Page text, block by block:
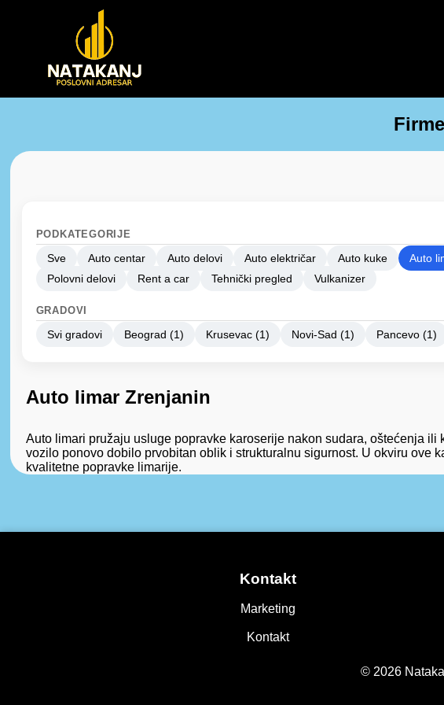
PODKATEGORIJE
Sve Auto centar Auto delovi Auto električar Auto kuke Auto
Polovni delovi
Rent a car Tehnički pregled Vulkanizer
GRADOVI
Svi gradovi Beograd (1) Krusevac (1) Novi-Sad (1) Pancevo (1)
Auto limar Zrenjanin
Auto limari pružaju usluge popravke karoserije nakon sudara, oštećenja
vozilo ponovo dobilo prvobitan oblik i strukturalnu sigurnost. U okviru ove
kvalitetne popravke limarije.
Kontakt
Marketing
Kontakt
© 2026